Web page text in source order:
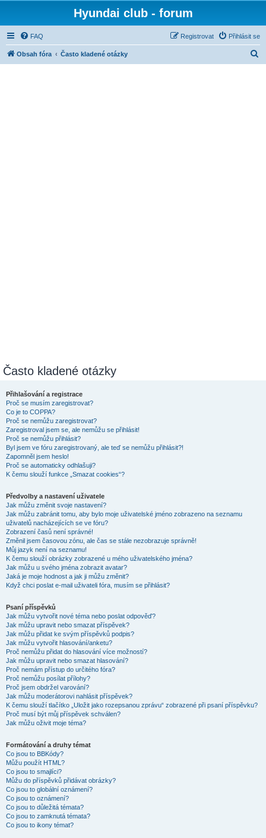
Hyundai club - forum
FAQ Přihlásit se
Registrovat
Obsah fóra Často kladené otázky
Často kladené otázky
Přihlašování a registrace
Proč se musím zaregistrovat?
Co je to COPPA?
Proč se nemůžu zaregistrovat?
Zaregistroval jsem se, ale nemůžu se přihlásit!
Proč se nemůžu přihlásit?
Byl jsem ve fóru zaregistrovaný, ale teď se nemůžu přihlásit?!
Zapomněl jsem heslo!
Proč se automaticky odhlašuji?
K čemu slouží funkce „Smazat cookies“?
Předvolby a nastavení uživatele
Jak můžu změnit svoje nastavení?
Jak můžu zabránit tomu, aby bylo moje uživatelské jméno zobrazeno na seznamu
uživatelů nacházejících se ve fóru?
Zobrazení časů není správné!
Změnil jsem časovou zónu, ale čas se stále nezobrazuje správně!
Můj jazyk není na seznamu!
K čemu slouží obrázky zobrazené u mého uživatelského jména?
Jak můžu u svého jména zobrazit avatar?
Jaká je moje hodnost a jak ji můžu změnit?
Když chci poslat e-mail uživateli fóra, musím se přihlásit?
Psaní příspěvků
Jak můžu vytvořit nové téma nebo poslat odpověď?
Jak můžu upravit nebo smazat příspěvek?
Jak můžu přidat ke svým příspěvků podpis?
Jak můžu vytvořit hlasování/anketu?
Proč nemůžu přidat do hlasování více možností?
Jak můžu upravit nebo smazat hlasování?
Proč nemám přístup do určitého fóra?
Proč nemůžu posílat přílohy?
Proč jsem obdržel varování?
Jak můžu moderátorovi nahlásit příspěvek?
K čemu slouží tlačítko „Uložit jako rozepsanou zprávu“ zobrazené při psaní příspěvku?
Proč musí být můj příspěvek schválen?
Jak můžu oživit moje téma?
Formátování a druhy témat
Co jsou to BBKódy?
Můžu použít HTML?
Co jsou to smajlíci?
Můžu do příspěvků přidávat obrázky?
Co jsou to globální oznámení?
Co jsou to oznámení?
Co jsou to důležitá témata?
Co jsou to zamknutá témata?
Co jsou to ikony témat?